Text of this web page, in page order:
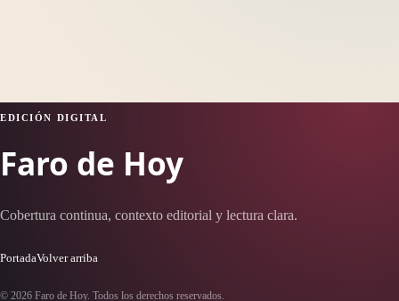
EDICIÓN DIGITAL
Faro de Hoy
Cobertura continua, contexto editorial y lectura clara.
PortadaVolver arriba
© 2026 Faro de Hoy. Todos los derechos reservados.